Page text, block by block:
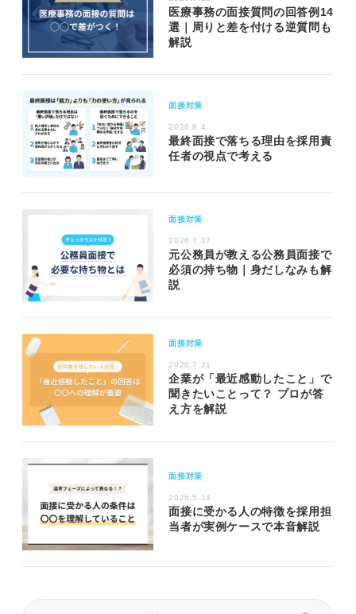
医療事務の面接質問の回答例14
選｜周りと差を付ける逆質問も
解説
面接対策
2026.8.4
最終面接で落ちる理由を採用責
任者の視点で考える
面接対策
2026.7.27
元公務員が教える公務員面接で
必須の持ち物｜身だしなみも解
説
面接対策
2026.7.21
企業が「最近感動したこと」で
聞きたいことって？ プロが答
え方を解説
面接対策
2026.5.14
面接に受かる人の特徴を採用担
当者が実例ケースで本音解説